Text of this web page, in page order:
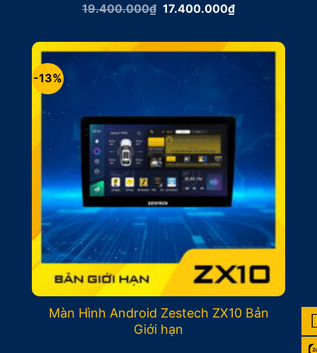
19.400.000₫ Giá
19.400.000₫.
17.400.000₫Giá
hiện
là:
17.400.000₫.
-13%
Màn Hình Android Zestech ZX10 Bản
Giới hạn